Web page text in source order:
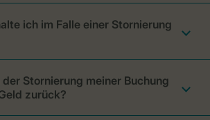
ich im Falle einer Stornierung
Stornierung meiner Buchung
zurück?